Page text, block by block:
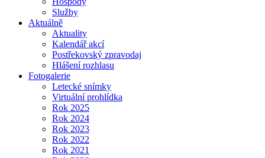
Služby
Aktuálně
Aktuality
Kalendář akcí
Postřekovský zpravodaj
Hlášení rozhlasu
Fotogalerie
Letecké snímky
Virtuální prohlídka
Rok 2025
Rok 2024
Rok 2023
Rok 2022
Rok 2021